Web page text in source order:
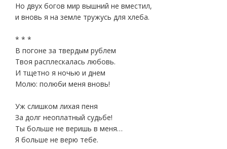
Но двух богов мир вышний не вместил,
и вновь я на земле тружусь для хлеба.
* * *
В погоне за твердым рублем
Твоя расплескалась любовь.
И тщетно я ночью и днем
Молю: полюби меня вновь!
Уж слишком лихая пеня
За долг неоплатный судьбе!
Ты больше не веришь в меня…
Я больше не верю тебе.